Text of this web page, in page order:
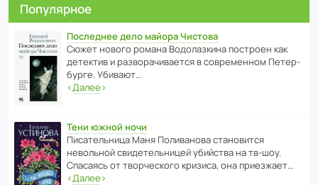
Популярное
Последнее дело майора Чистова
Сюжет нового романа Водо­ла­з­кина пост­роен как
дете­ктив и разво­ра­чи­ва­ется в совре­менном Пете­р­
бурге. Убивают…
‹Далее›
Тени южной ночи
Писа­тель­ница Маня Поли­ва­нова стано­вится
невольной свиде­тель­ницей убийства на тв-шоу.
Спасаясь от твор­че­с­кого кризиса, она приезжает…
‹Далее›